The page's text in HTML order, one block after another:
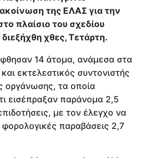
της ΕΛΑΣ για την
πλαίσιο του σχεδίου
χθες, Τετάρτη.
14 άτομα, ανάμεσα στα
εκτελεστικός συντονιστής
οργάνωσης, τα οποία
εισέπραξαν παράνομα 2,5
με τον έλεγχο να
παραβάσεις 2,7